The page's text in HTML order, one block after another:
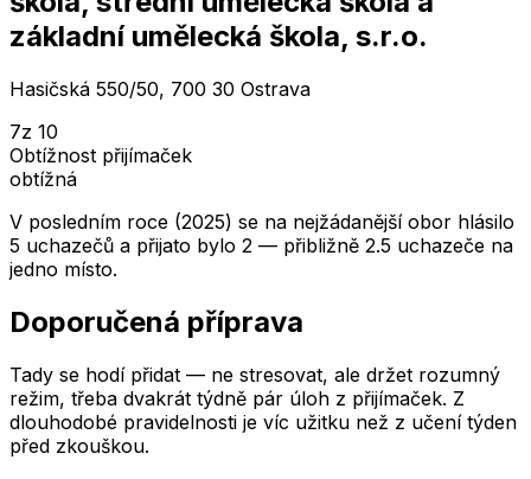
základní umělecká škola, s.r.o.
Hasičská 550/50, 700 30 Ostrava
7z 10
Obtížnost přijímaček
obtížná
V posledním roce (2025) se na nejžádanější obor hlásilo
5 uchazečů a přijato bylo 2 — přibližně 2.5 uchazeče na
jedno místo.
Doporučená příprava
Tady se hodí přidat — ne stresovat, ale držet rozumný
režim, třeba dvakrát týdně pár úloh z přijímaček. Z
dlouhodobé pravidelnosti je víc užitku než z učení týden
před zkouškou.